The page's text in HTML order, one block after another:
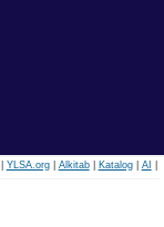
YLSA.org| Alkitab| Katalog| AI